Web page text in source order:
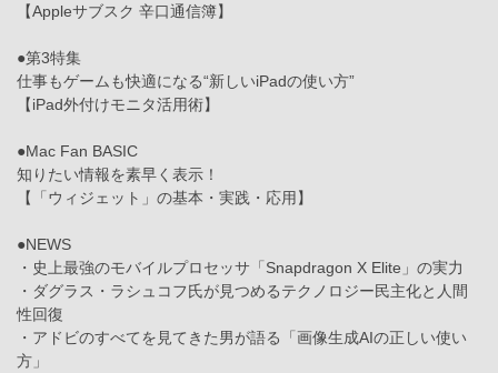
【Appleサブスク 辛口通信簿】
●第3特集
仕事もゲームも快適になる“新しいiPadの使い方”
【iPad外付けモニタ活用術】
●Mac Fan BASIC
知りたい情報を素早く表示！
【「ウィジェット」の基本・実践・応用】
●NEWS
・史上最強のモバイルプロセッサ「Snapdragon X Elite」の実力
・ダグラス・ラシュコフ氏が見つめるテクノロジー民主化と人間
性回復
・アドビのすべてを見てきた男が語る「画像生成AIの正しい使い
方」